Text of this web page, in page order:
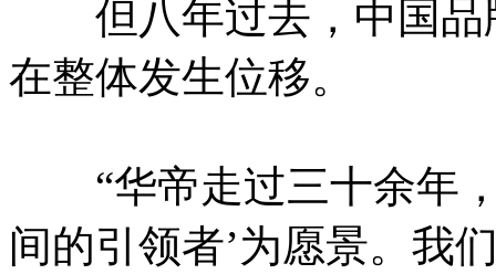
但八年过去，中国品
在整体发生位移。
“华帝走过三十余年，
间的引领者’为愿景。我